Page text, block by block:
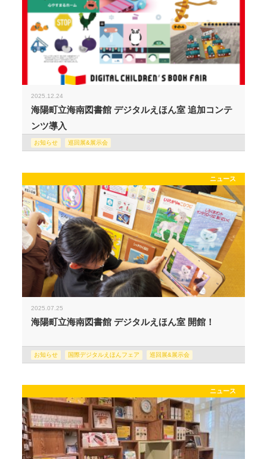
2025.12.24
海陽町立海南図書館 デジタルえほん室 追加コンテ
ンツ導入
お知らせ 巡回展&展示会
ニュース
2025.07.25
海陽町立海南図書館 デジタルえほん室 開館！
お知らせ 国際デジタルえほんフェア 巡回展&展示会
ニュース